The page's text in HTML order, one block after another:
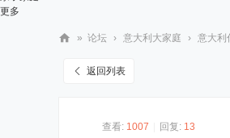
更多
» 论坛 › 意大利大家庭 › 意大利
返回列表
查看: 1007 回复: 13